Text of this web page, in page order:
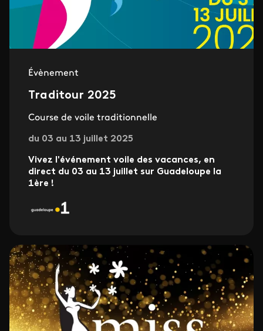
Évènement
Traditour 2025
Course de voile traditionnelle
du 03 au 13 juillet 2025
Vivez l'événement voile des vacances, en
direct du 03 au 13 juillet sur Guadeloupe la
1ère !